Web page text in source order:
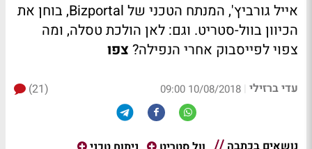
אייל גורביץ', המנתח הטכני של Bizportal, בוחן את
הכיוון בוול-סטריט. וגם: לאן הולכת טסלה, ומה
צפוי לפייסבוק אחרי הנפילה? צפו
עדי ברזילי |
10/08/2018 09:00
(21)